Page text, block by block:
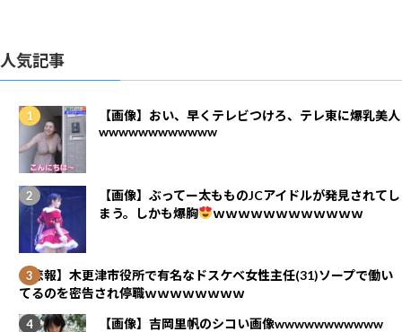
人気記事
【画像】おい、早くテレビつけろ、テレ東に爆乳美人
wwwwwwwwwwww
【画像】ぶってー太もものJCアイドルが発見されてし
まう。しかも爆胸
ｗｗｗｗｗｗｗｗｗｗｗｗ
【悲報】木更津市役所で有名なドスケベ女性主任(31)ソープで働い
てるのを密告され停職ｗｗｗｗｗｗｗｗ
【画像】吉岡里帆のシコい画像wwwwwwwwwww